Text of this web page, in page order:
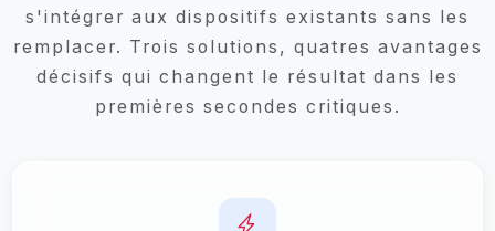
s'intégrer aux dispositifs existants sans les
remplacer. Trois solutions, quatres avantages
décisifs qui changent le résultat dans les
premières secondes critiques.